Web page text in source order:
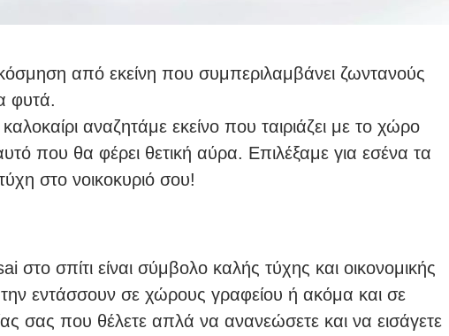
από εκείνη που συμπεριλαμβάνει ζωντανούς
φυτά.
αναζητάμε εκείνο που ταιριάζει με το χώρο
που θα φέρει θετική αύρα. Επιλέξαμε για εσένα τα
στο νοικοκυριό σου!
σπίτι είναι σύμβολο καλής τύχης και οικονομικής
την εντάσσουν σε χώρους γραφείου ή ακόμα και σε
σας που θέλετε απλά να ανανεώσετε και να εισάγετε